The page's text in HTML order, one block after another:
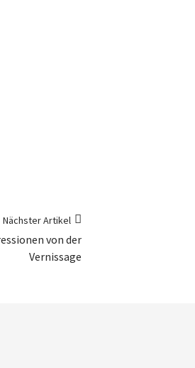
Nächster Artikel
von der
Vernissage